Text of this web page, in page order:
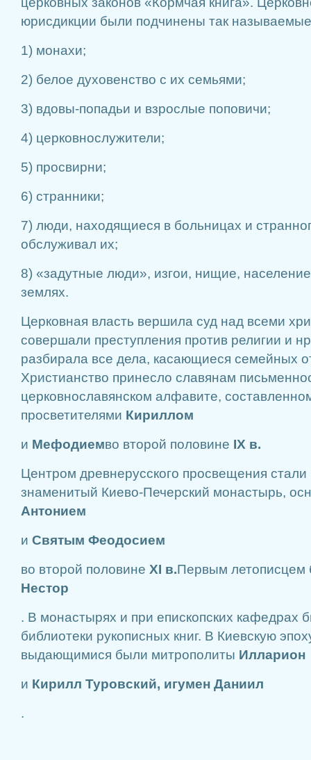
юрисдикции были подчинены так
1) монахи;
2) белое духовенство с их семьями;
3) вдовы-попадьи и взрослые поповичи;
4) церковнослужители;
5) просвирни;
6) странники;
7) люди, находящиеся в больницах и
обслуживал их;
8) «задутные люди», изгои, нищие,
землях.
Церковная власть вершила суд над всеми
совершали преступления против религии и
разбирала все дела, касающиеся семейных
Христианство принесло славянам
церковнославянском алфавите,
просветителями Кириллом
и Мефодиемво второй половине IX в.
Центром древнерусского просвещения
знаменитый Киево-Печерский монастырь,
Антонием
и Святым Феодосием
во второй половине XI в.Первым летописцем
Нестор
. В монастырях и при епископских кафедрах
библиотеки рукописных книг. В Киевскую
выдающимися были митрополиты Илларион
и Кирилл Туровский, игумен Даниил
.